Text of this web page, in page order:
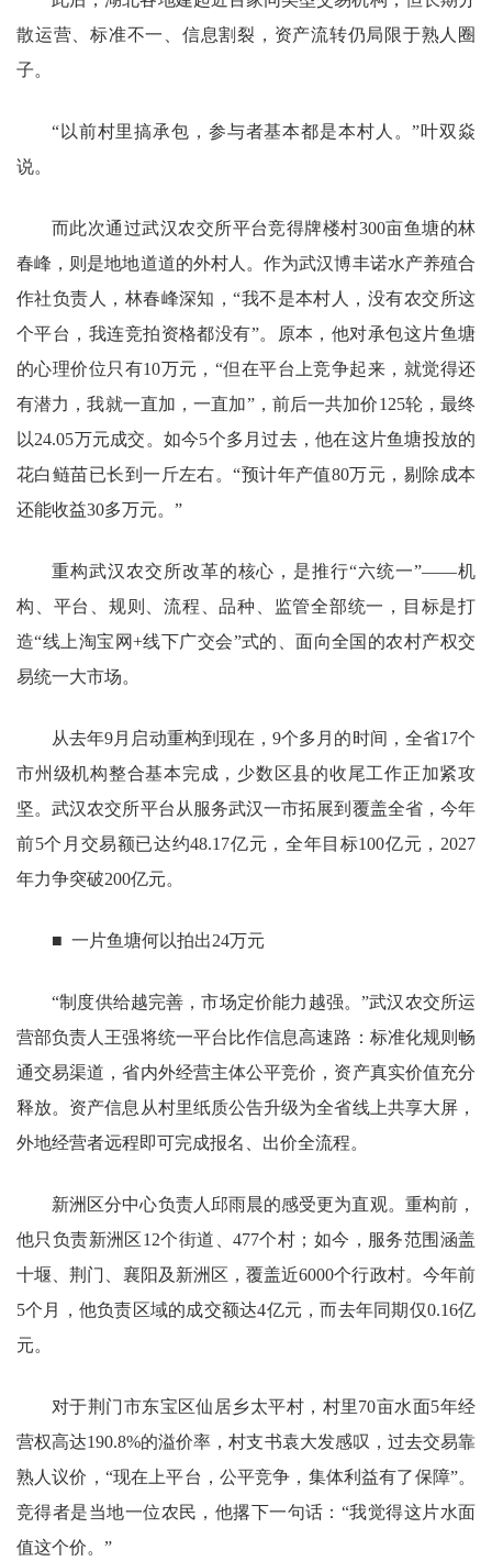
散运营、标准不一、信息割裂，资产流转仍局限于熟人圈
子。
“以前村里搞承包，参与者基本都是本村人。”叶双焱
说。
而此次通过武汉农交所平台竞得牌楼村300亩鱼塘的林
春峰，则是地地道道的外村人。作为武汉博丰诺水产养殖合
作社负责人，林春峰深知，“我不是本村人，没有农交所这
个平台，我连竞拍资格都没有”。原本，他对承包这片鱼塘
的心理价位只有10万元，“但在平台上竞争起来，就觉得还
有潜力，我就一直加，一直加”，前后一共加价125轮，最终
以24.05万元成交。如今5个多月过去，他在这片鱼塘投放的
花白鲢苗已长到一斤左右。“预计年产值80万元，剔除成本
还能收益30多万元。”
重构武汉农交所改革的核心，是推行“六统一”——机
构、平台、规则、流程、品种、监管全部统一，目标是打
造“线上淘宝网+线下广交会”式的、面向全国的农村产权交
易统一大市场。
从去年9月启动重构到现在，9个多月的时间，全省17个
市州级机构整合基本完成，少数区县的收尾工作正加紧攻
坚。武汉农交所平台从服务武汉一市拓展到覆盖全省，今年
前5个月交易额已达约48.17亿元，全年目标100亿元，2027
年力争突破200亿元。
■ 一片鱼塘何以拍出24万元
“制度供给越完善，市场定价能力越强。”武汉农交所运
营部负责人王强将统一平台比作信息高速路：标准化规则畅
通交易渠道，省内外经营主体公平竞价，资产真实价值充分
释放。资产信息从村里纸质公告升级为全省线上共享大屏，
外地经营者远程即可完成报名、出价全流程。
新洲区分中心负责人邱雨晨的感受更为直观。重构前，
他只负责新洲区12个街道、477个村；如今，服务范围涵盖
十堰、荆门、襄阳及新洲区，覆盖近6000个行政村。今年前
5个月，他负责区域的成交额达4亿元，而去年同期仅0.16亿
元。
对于荆门市东宝区仙居乡太平村，村里70亩水面5年经
营权高达190.8%的溢价率，村支书袁大发感叹，过去交易靠
熟人议价，“现在上平台，公平竞争，集体利益有了保障”。
竞得者是当地一位农民，他撂下一句话：“我觉得这片水面
值这个价。”